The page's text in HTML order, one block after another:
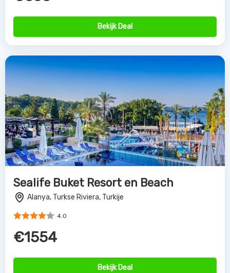
Bekijk Deal
Sealife Buket Resort en Beach
Alanya, Turkse Riviera, Turkije
4.0
€1554
Bekijk Deal